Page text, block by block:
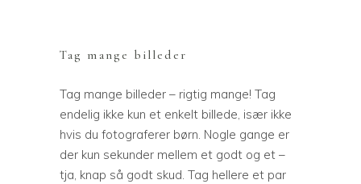
Tag mange billeder
Tag mange billeder – rigtig mange! Tag
endelig ikke kun et enkelt billede, især ikke
hvis du fotograferer børn. Nogle gange er
der kun sekunder mellem et godt og et –
tja, knap så godt skud. Tag hellere et par